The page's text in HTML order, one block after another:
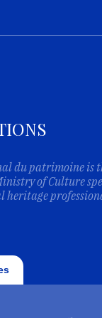
du patrimoine is
of Culture